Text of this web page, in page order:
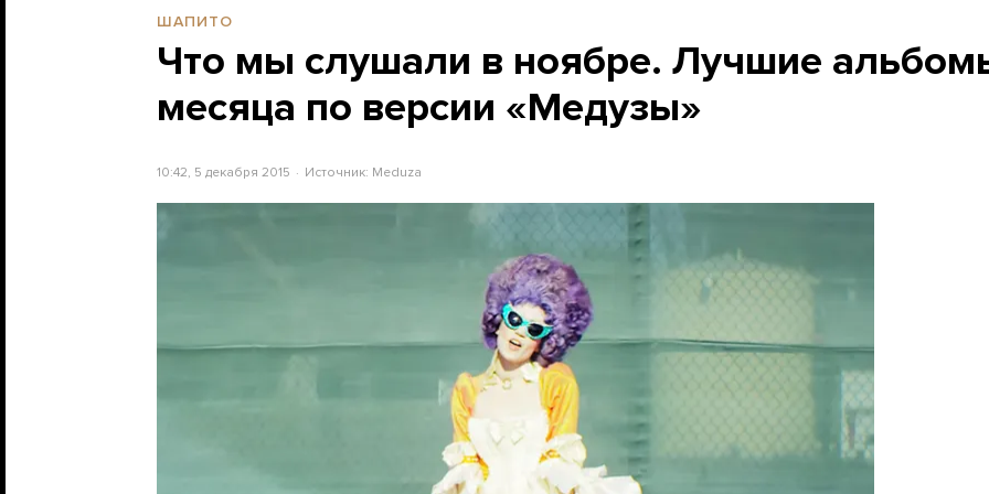
ШАПИТО
Что мы слушали в ноябре. Лучшие
месяца по версии «Медузы»
10:42, 5 декабря 2015 Источник: Meduza